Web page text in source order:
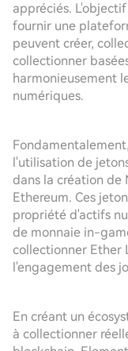
appréciés.
fournir une
peuvent créer,
collectionner
harmonieusement
numériques.
l'utilisation de
dans la création de
Ethereum. Ces
propriété d'actifs
de monnaie in-
collectionner Ether
l'engagement des
En créant un
à collectionner